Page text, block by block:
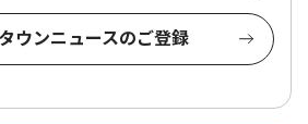
ウンニュースのご登録